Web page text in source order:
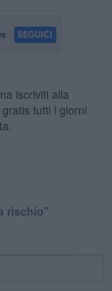
iscriviti alla
tutti i giorni
rischio"